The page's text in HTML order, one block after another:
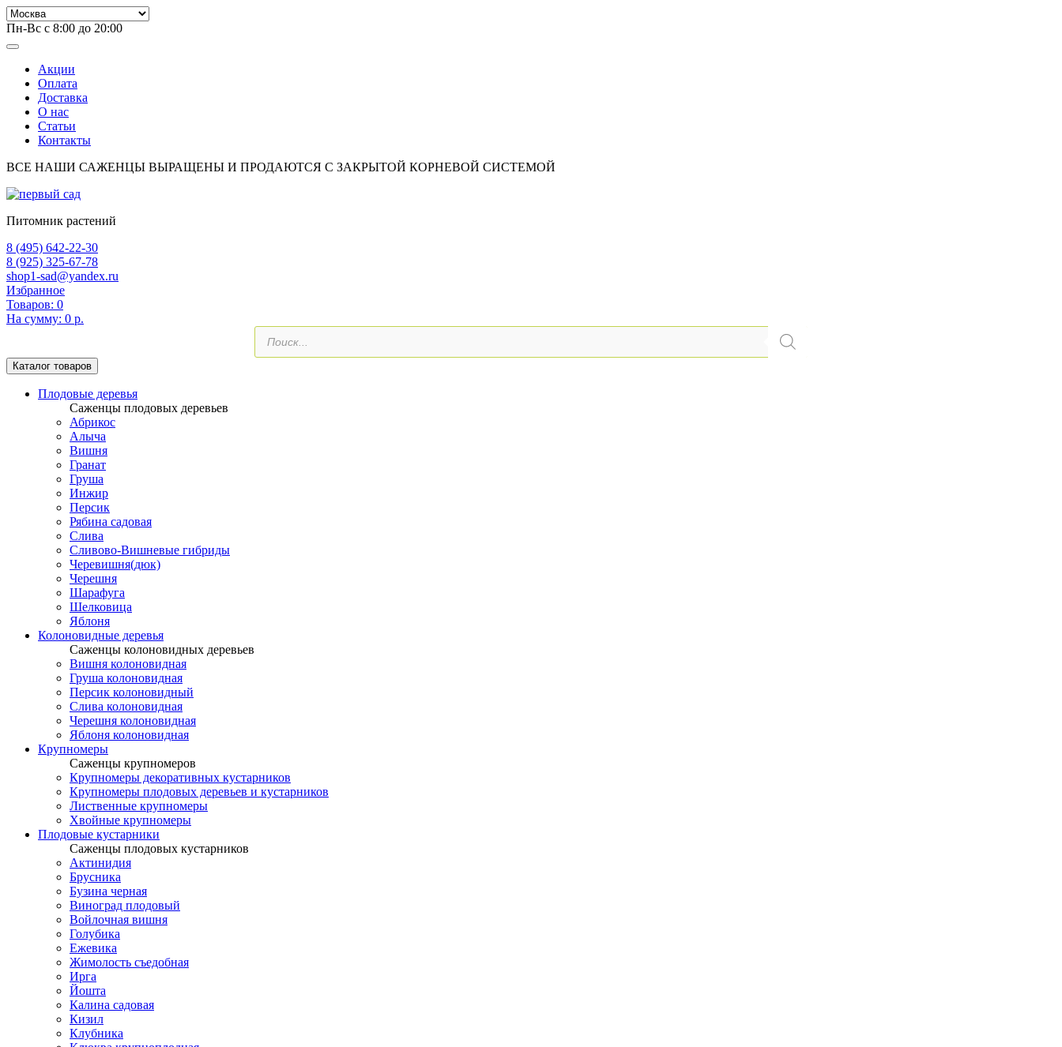
Пн-Вс с 8:00 до 20:00
Акции
Оплата
Доставка
О нас
Статьи
Контакты
ВСЕ НАШИ САЖЕНЦЫ ВЫРАЩЕНЫ И ПРОДАЮТСЯ С ЗАКРЫТОЙ КОРНЕВОЙ СИСТЕМОЙ
Питомник растений
8 (495) 642-22-30
8 (925) 325-67-78
shop1-sad@yandex.ru
Избранное
Товаров: 0
На сумму: 0 р.
Поиск
товаров
Каталог товаров
Плодовые деревья
Саженцы плодовых деревьев
Абрикос
Алыча
Вишня
Гранат
Груша
Инжир
Персик
Рябина садовая
Слива
Сливово-Вишневые гибриды
Черевишня(дюк)
Черешня
Шарафуга
Шелковица
Яблоня
Колоновидные деревья
Саженцы колоновидных деревьев
Вишня колоновидная
Груша колоновидная
Персик колоновидный
Слива колоновидная
Черешня колоновидная
Яблоня колоновидная
Крупномеры
Саженцы крупномеров
Крупномеры декоративных кустарников
Крупномеры плодовых деревьев и кустарников
Лиственные крупномеры
Хвойные крупномеры
Плодовые кустарники
Саженцы плодовых кустарников
Актинидия
Брусника
Бузина черная
Виноград плодовый
Войлочная вишня
Голубика
Ежевика
Жимолость съедобная
Ирга
Йошта
Калина садовая
Кизил
Клубника